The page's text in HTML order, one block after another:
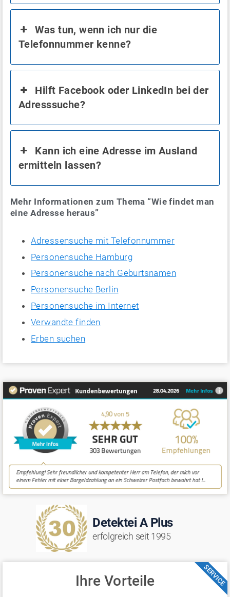
Was tun, wenn ich nur die
Telefonnummer kenne?
Hilft Facebook oder LinkedIn bei der
Adresssuche?
Kann ich eine Adresse im Ausland
ermitteln lassen?
Mehr Informationen zum Thema “Wie findet man
eine Adresse heraus”
Adressensuche mit Telefonnummer
Personensuche Hamburg
Personensuche nach Geburtsnamen
Personensuche Berlin
Personensuche im Internet
Verwandte finden
Erben suchen
Detektei A Plus
erfolgreich seit 1995
SERVICE
Ihre Vorteile